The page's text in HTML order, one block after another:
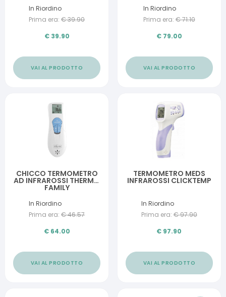
In Riordino
Prima era: €39.90
€ 39.90
VAI AL PRODOTTO
In Riordino
Prima era: €71.10
€ 79.00
VAI AL PRODOTTO
CHICCO TERMOMETRO
AD INFRAROSSI THERMO
FAMILY
In Riordino
Prima era: €46.57
€ 64.00
VAI AL PRODOTTO
TERMOMETRO MEDS
INFRAROSSI CLICKTEMP
In Riordino
Prima era: €97.90
€ 97.90
VAI AL PRODOTTO